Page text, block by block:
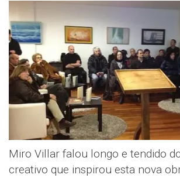
Miro Villar falou longo e tendido
creativo que inspirou esta nova